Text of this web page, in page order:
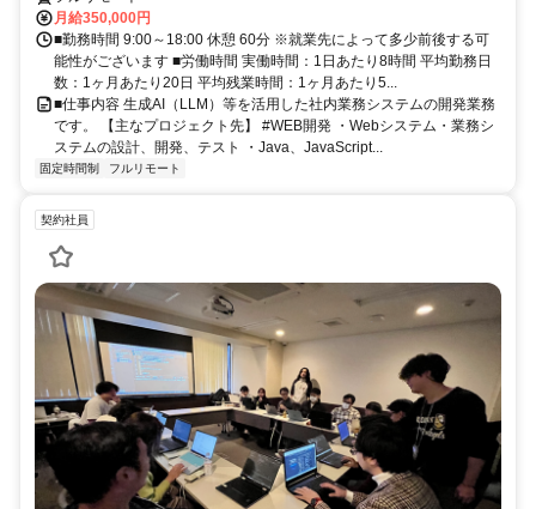
月給350,000円
■勤務時間 9:00～18:00 休憩 60分 ※就業先によって多少前後する可
能性がございます ■労働時間 実働時間：1日あたり8時間 平均勤務日
数：1ヶ月あたり20日 平均残業時間：1ヶ月あたり5...
■仕事内容 生成AI（LLM）等を活用した社内業務システムの開発業務
です。 【主なプロジェクト先】 #WEB開発 ・Webシステム・業務シ
ステムの設計、開発、テスト ・Java、JavaScript...
固定時間制 フルリモート
契約社員